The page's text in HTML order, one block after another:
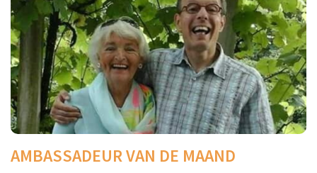
AMBASSADEUR VAN DE MAAND